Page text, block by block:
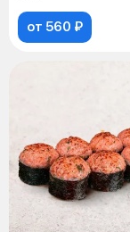
от 560 ₽